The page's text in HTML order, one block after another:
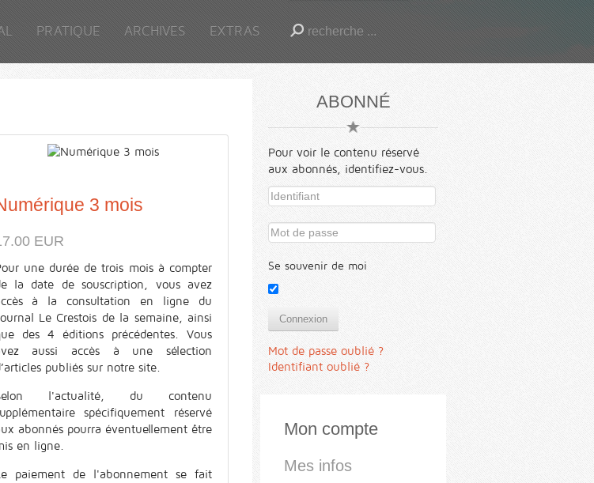
PRATIQUE ARCHIVES EXTRAS
3 mois
EUR
une durée de trois mois à compter
la date de souscription, vous avez
à la consultation en ligne du
Le Crestois de la semaine, ainsi
des 4 éditions précédentes. Vous
aussi accès à une sélection
publiés sur notre site.
l'actualité, du contenu
spécifiquement réservé
abonnés pourra éventuellement être
en ligne.
paiement de l'abonnement se fait
ABONNÉ
Pour voir le contenu réservé
aux abonnés, identifiez-vous.
Se souvenir de moi
Connexion
Mot de passe oublié ?
Identifiant oublié ?
Mon compte
Mes infos